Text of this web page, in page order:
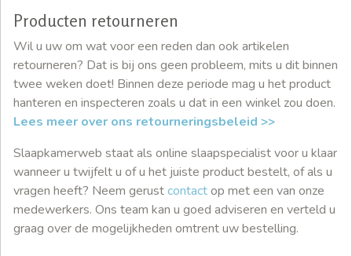
Producten retourneren
Wil u uw om wat voor een reden dan ook artikelen
retourneren? Dat is bij ons geen probleem, mits u dit binnen
twee weken doet! Binnen deze periode mag u het product
hanteren en inspecteren zoals u dat in een winkel zou doen.
Lees meer over ons retourneringsbeleid >>
Slaapkamerweb staat als online slaapspecialist voor u klaar
wanneer u twijfelt u of u het juiste product bestelt, of als u
vragen heeft? Neem gerustcontactop met een van onze
medewerkers. Ons team kan u goed adviseren en verteld u
graag over de mogelijkheden omtrent uw bestelling.